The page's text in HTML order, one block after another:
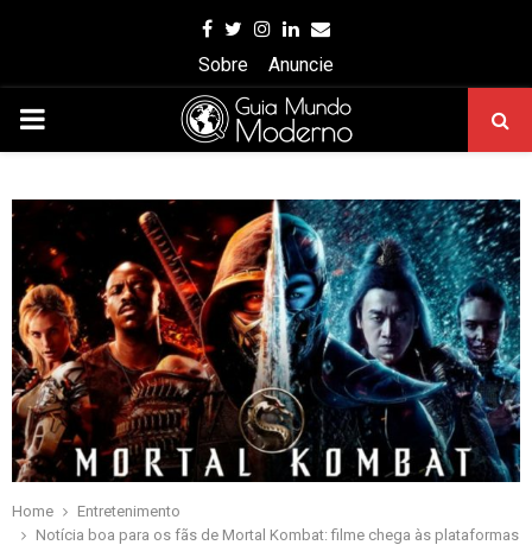
Facebook
Twitter
Instagram
Linkedin
Email
Sobre
Anuncie
PRIMARY
Home
Entretenimento
Notícia boa para os fãs de Mortal Kombat: filme chega às plataformas